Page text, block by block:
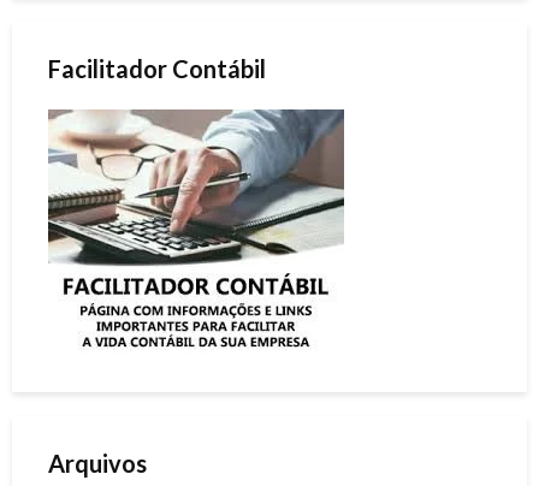
Facilitador Contábil
Arquivos